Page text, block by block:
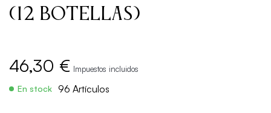
(12 Botellas)
46,30 € Impuestos incluidos
En stock 96 Artículos